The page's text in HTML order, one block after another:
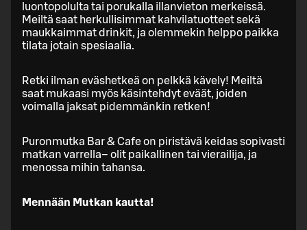
luontopolulta tai porukalla illanvieton merkeissä.
Meiltä saat herkullisimmat kahvilatuotteet sekä
maukkaimmat drinkit, ja olemmekin helppo paikka
tilata jotain spesiaalia.
Retki ilman eväshetkeä on pelkkä kävely! Meiltä
saat mukaasi myös käsintehdyt eväät, joiden
voimalla jaksat pidemmänkin retken!
Puronmutka Bar & Cafe on piristävä keidas sopivasti
matkan varrella– olit paikallinen tai vierailija, ja
menossa mihin tahansa.
Mennään Mutkan kautta!